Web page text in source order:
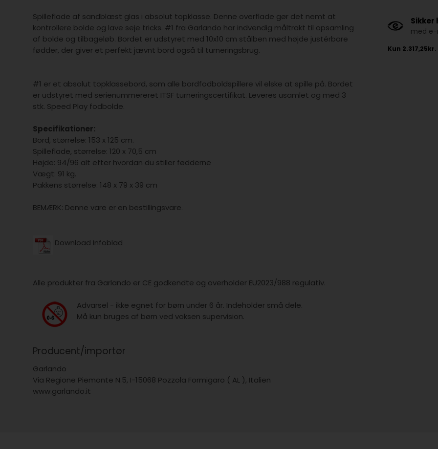
Spilleflade af sandblæst glas i absolut topklasse. Denne overflade gør det nemt at
kontrollere bolde og lave seje tricks. #1 fra Garlando har indvendig måltrakt til opsamling
af bolde og tilbageløb. Bordet er udstyret med 10x10 cm stålben med højde justérbare
fødder, der giver et perfekt jævnt bord også til turneringsbrug.
#1 er et absolut topklassebord, som alle bordfodboldspillere vil elske at spille på. Bordet
er udstyret med serienummereret ITSF turneringscertifikat. Leveres usamlet og med 3
stk. Speed Play fodbolde.
Specifikationer:
Bord, størrelse: 153 x 125 cm.
Spilleflade, størrelse: 120 x 70,5 cm
Højde: 94/96 alt efter hvordan du stiller fødderne
Vægt: 91 kg.
Pakkens størrelse: 148 x 79 x 39 cm
BEMÆRK: Denne vare er en bestillingsvare.
Download Infoblad
Alle produkter fra Garlando er CE godkendte og overholder EU2023/988 regulativ.
Advarsel - ikke egnet for børn under 6 år. Indeholder små dele.
Må kun bruges af børn ved voksen supervision.
Producent/importør
Garlando
Via Regione Piemonte N.5, I-15068 Pozzola Formigaro ( AL ), Italien
www.garlando.it
Sikker
med